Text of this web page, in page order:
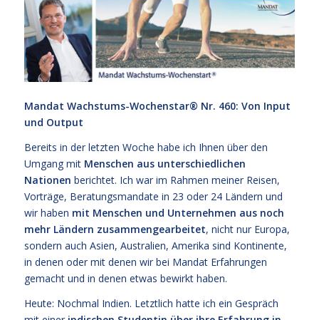
Mandat Wachstums-Wochenstar® Nr. 460: Von Input
und Output
Bereits in der letzten Woche habe ich Ihnen über den
Umgang mit Menschen aus unterschiedlichen
Nationen berichtet. Ich war im Rahmen meiner Reisen,
Vorträge, Beratungsmandate in 23 oder 24 Ländern und
wir haben mit Menschen und Unternehmen aus noch
mehr Ländern zusammengearbeitet, nicht nur Europa,
sondern auch Asien, Australien, Amerika sind Kontinente,
in denen oder mit denen wir bei Mandat Erfahrungen
gemacht und in denen etwas bewirkt haben.
Heute: Nochmal Indien. Letztlich hatte ich ein Gespräch